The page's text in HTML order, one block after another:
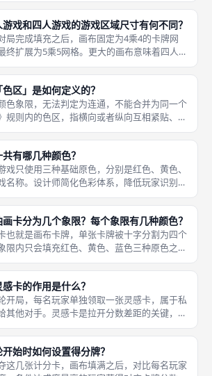
续锁定行列，直到整张画布形成完整4乘4或
游戏和四人游戏的游戏区域尺寸有何不同？
局完成填充之后，画布固定为4乘4的卡牌网
终扩展为5乘5网格。更大的画布意味着四人模
，玩家能够创造规模更大的色区，同时多名玩
，封锁对手的手段更加多样。 画布尺寸差异
区」是如何定义的？
色象限，无法判定为连通，不能合并为同一个
规则内的色区，指横向或者纵向互相紧贴、颜
成的连通色块。 各类作业卡、教授卡的计分
指定大小、指定形状的色区。玩家摆放油画卡
有哪几种颜色？
戏只使用三种基础原色，分别是红色、黄色、
名称。设计师简化色彩体系，降低玩家识别难
三色拼接形成的色块轮廓。 所有油画卡象
部由这三种色彩构成，不存在绿色、紫色、橙
画卡分为几个象限？每个象限有几种颜色？
也就是画布卡牌，单张卡牌被十字分割为四个
限内只会填充红色、黄色、蓝色三种原色之
、空白区域。 不同油画卡四个象限的色彩排
玩家创造连续色区的基础单元。玩家摆放卡牌
卡的作用是什么？
开局，每名玩家单独领取一张灵感卡，属于私
其他对手。灵感卡是拉开分数差距的关键，公
争夺，灵感卡只需要满足自身条件，不需要和
印刷特定的色彩组合图案，当本轮画布填满
始时如何设置得分牌？
这几张计分卡，画布填满之后，对比每名玩家